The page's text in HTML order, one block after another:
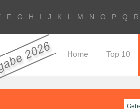
F G H I J K L M N O P Q R
Home Top 10